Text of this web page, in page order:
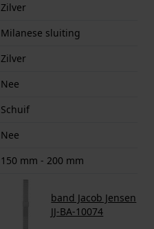
Zilver
Milanese sluiting
Zilver
Nee
Schuif
Nee
150 mm - 200 mm
band Jacob Jensen
JJ-BA-10074